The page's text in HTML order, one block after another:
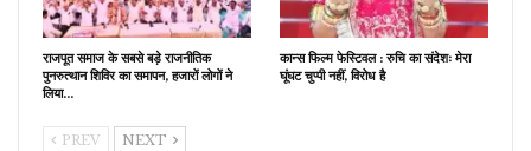
राजपूत समाज के सबसे बड़े राजनीतिक
पुनरुत्थान शिविर का समापन, हजारों लोगों ने
लिया…
कान्स फिल्म फेस्टिवल : रुचि का संदेशः मेरा
घूंघट चुप्पी नहीं, विरोध है
PREV NEXT